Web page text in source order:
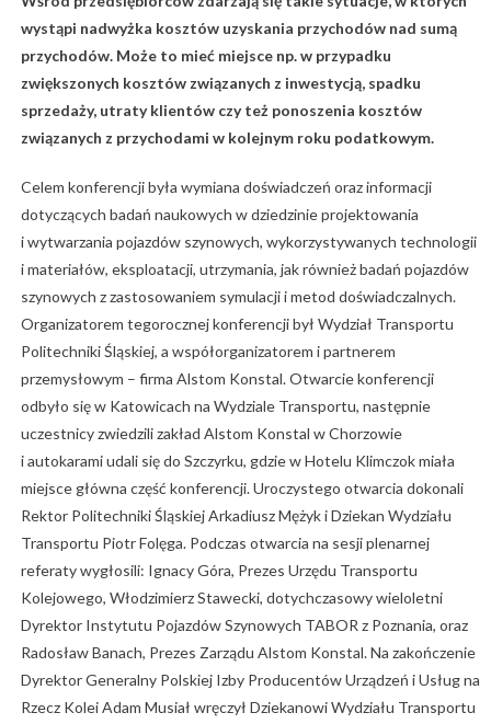
wystąpi nadwyżka kosztów uzyskania przychodów nad sumą
przychodów. Może to mieć miejsce np. w przypadku
zwiększonych kosztów związanych z inwestycją, spadku
sprzedaży, utraty klientów czy też ponoszenia kosztów
związanych z przychodami w kolejnym roku podatkowym.
Celem konferencji była wymiana doświadczeń oraz informacji
dotyczących badań naukowych w dziedzinie projektowania
i wytwarzania pojazdów szynowych, wykorzystywanych technologii
i materiałów, eksploatacji, utrzymania, jak również badań pojazdów
szynowych z zastosowaniem symulacji i metod doświadczalnych.
Organizatorem tegorocznej konferencji był Wydział Transportu
Politechniki Śląskiej, a współorganizatorem i partnerem
przemysłowym – firma Alstom Konstal. Otwarcie konferencji
odbyło się w Katowicach na Wydziale Transportu, następnie
uczestnicy zwiedzili zakład Alstom Konstal w Chorzowie
i autokarami udali się do Szczyrku, gdzie w Hotelu Klimczok miała
miejsce główna część konferencji. Uroczystego otwarcia dokonali
Rektor Politechniki Śląskiej Arkadiusz Mężyk i Dziekan Wydziału
Transportu Piotr Folęga. Podczas otwarcia na sesji plenarnej
referaty wygłosili: Ignacy Góra, Prezes Urzędu Transportu
Kolejowego, Włodzimierz Stawecki, dotychczasowy wieloletni
Dyrektor Instytutu Pojazdów Szynowych TABOR z Poznania, oraz
Radosław Banach, Prezes Zarządu Alstom Konstal. Na zakończenie
Dyrektor Generalny Polskiej Izby Producentów Urządzeń i Usług na
Rzecz Kolei Adam Musiał wręczył Dziekanowi Wydziału Transportu